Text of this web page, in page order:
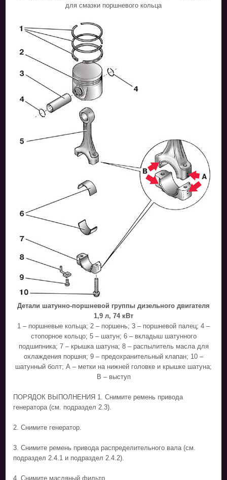
для смазки поршневого кольца
Детали шатунно-поршневой группы дизельного двигателя
1,9 л, 74 кВт
1 – поршневые кольца; 2 – поршень; 3 – поршневой палец; 4 –
стопорное кольцо; 5 – шатун; 6 – вкладыш шатунного
подшипника; 7 – крышка шатуна; 8 – распылитель масла для
охлаждения поршня; 9 – предохранительный клапан; 10 –
шатунный болт; А – метки на нижней головке и крышке шатуна;
В – выступ
ПОРЯДОК ВЫПОЛНЕНИЯ 1. Снимите ремень привода
генератора (см. подраздел 2.3).
2. Снимите генератор.
3. Снимите ремень привода распределительного вала (см.
подраздел 2.4.1 и подраздел 2.4.2).
4. Снимите масляный фильтр.